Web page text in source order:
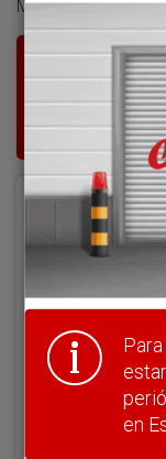
Madrid-Barajas en
del
Acceder
Clave
en